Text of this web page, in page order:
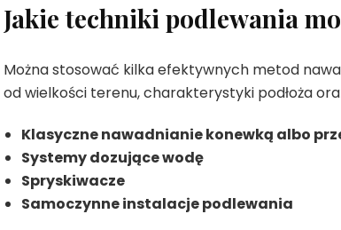
Jakie techniki podlewania
Można stosować kilka efektywnych metod
od wielkości terenu, charakterystyki podłoża
Klasyczne nawadnianie konewką albo
Systemy dozujące wodę
Spryskiwacze
Samoczynne instalacje podlewania